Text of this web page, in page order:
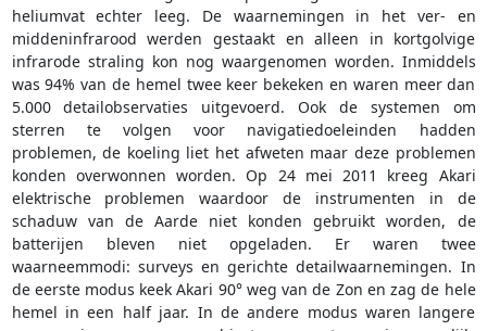
heliumvat echter leeg. De waarnemingen in het ver- en
middeninfrarood werden gestaakt en alleen in kortgolvige
infrarode straling kon nog waargenomen worden. Inmiddels
was 94% van de hemel twee keer bekeken en waren meer dan
5.000 detailobservaties uitgevoerd. Ook de systemen om
sterren te volgen voor navigatiedoeleinden hadden
problemen, de koeling liet het afweten maar deze problemen
konden overwonnen worden. Op 24 mei 2011 kreeg Akari
elektrische problemen waardoor de instrumenten in de
schaduw van de Aarde niet konden gebruikt worden, de
batterijen bleven niet opgeladen. Er waren twee
waarneemmodi: surveys en gerichte detailwaarnemingen. In
de eerste modus keek Akari 90° weg van de Zon en zag de hele
hemel in een half jaar. In de andere modus waren langere